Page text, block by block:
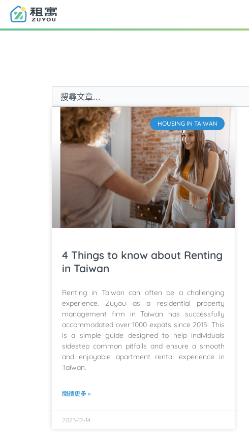
主
尋
HOUSING IN TAIWAN
4 Things to know about Renting
in Taiwan
Renting in Taiwan can often be a challenging
experience. Zuyou as a residential property
management firm in Taiwan has successfully
accommodated over 1000 expats since 2015. This
is a simple guide designed to help individuals
sidestep common pitfalls and ensure a smooth
and enjoyable apartment rental experience in
Taiwan.
閱讀更多 »
2023-12-14